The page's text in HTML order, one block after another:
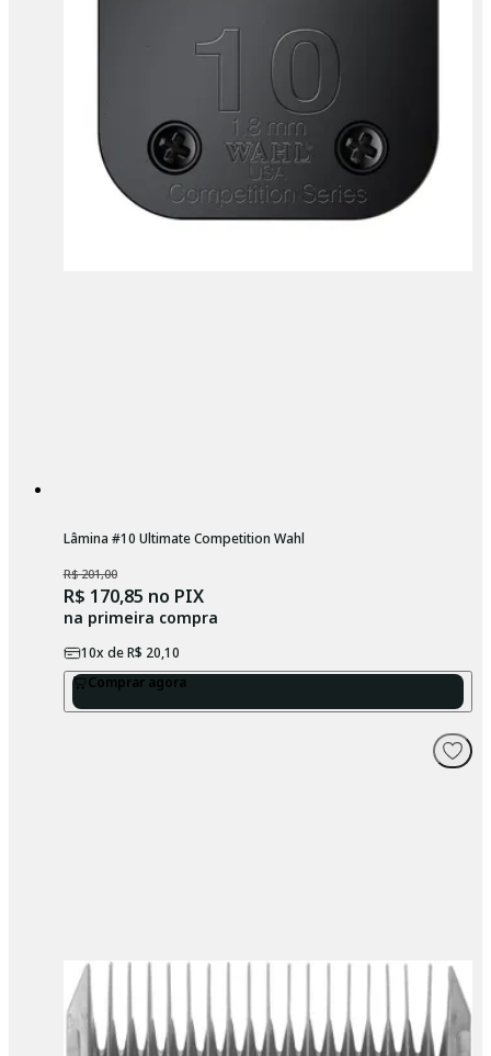
Lâmina #10 Ultimate Competition Wahl
R$ 201,00
R$ 170,85 no PIX
na primeira compra
10x deR$ 20,10
Comprar agora